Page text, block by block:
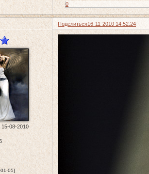
0
Поделиться16-11-2010 14:52:24
15-08-2010
05]